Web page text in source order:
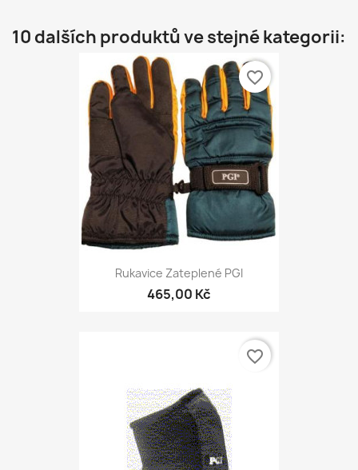
10 dalších produktů ve stejné kategorii:
Rukavice Zateplené PGI
465,00 Kč
favorite_border
favorite_border